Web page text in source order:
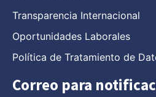
Transparencia Internacional
Oportunidades Laborales
Política de Tratamiento de
Correo para